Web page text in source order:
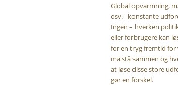
Global opvarmning,
osv. - konstante
Ingen – hverken
eller forbrugere kan
for en tryg fremtid for
må stå sammen og
at løse disse store
gør en forskel.